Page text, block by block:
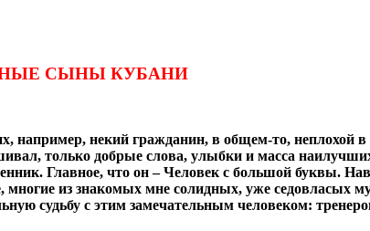
СЫНЫ КУБАНИ
некий гражданин, в общем-то, неплохой в
только добрые слова, улыбки и масса
Главное, что он – Человек с большой буквы.
из знакомых мне солидных, уже седовласых
судьбу с этим замечательным человеком: